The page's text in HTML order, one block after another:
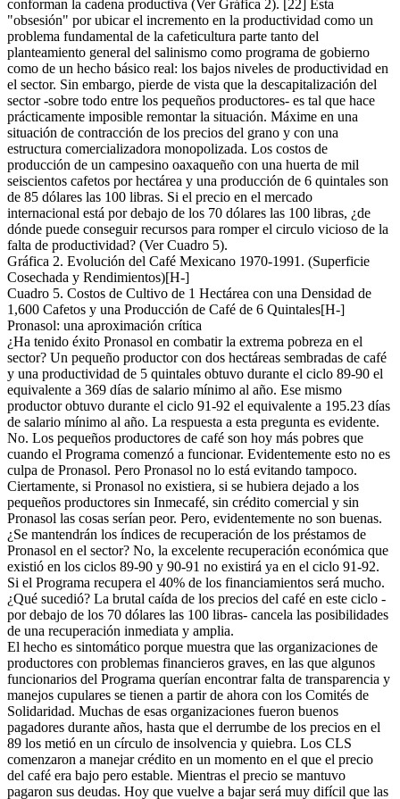
conforman la cadena productiva (Ver Gráfica 2). [22] Esta
"obsesión" por ubicar el incremento en la productividad como un
problema fundamental de la cafeticultura parte tanto del
planteamiento general del salinismo como programa de gobierno
como de un hecho básico real: los bajos niveles de productividad en
el sector. Sin embargo, pierde de vista que la descapitalización del
sector -sobre todo entre los pequeños productores- es tal que hace
prácticamente imposible remontar la situación. Máxime en una
situación de contracción de los precios del grano y con una
estructura comercializadora monopolizada. Los costos de
producción de un campesino oaxaqueño con una huerta de mil
seiscientos cafetos por hectárea y una producción de 6 quintales son
de 85 dólares las 100 libras. Si el precio en el mercado
internacional está por debajo de los 70 dólares las 100 libras, ¿de
dónde puede conseguir recursos para romper el circulo vicioso de la
falta de productividad? (Ver Cuadro 5).
Gráfica 2. Evolución del Café Mexicano 1970-1991. (Superficie
Cosechada y Rendimientos)[H-]
Cuadro 5. Costos de Cultivo de 1 Hectárea con una Densidad de
1,600 Cafetos y una Producción de Café de 6 Quintales[H-]
Pronasol: una aproximación crítica
¿Ha tenido éxito Pronasol en combatir la extrema pobreza en el
sector? Un pequeño productor con dos hectáreas sembradas de café
y una productividad de 5 quintales obtuvo durante el ciclo 89-90 el
equivalente a 369 días de salario mínimo al año. Ese mismo
productor obtuvo durante el ciclo 91-92 el equivalente a 195.23 días
de salario mínimo al año. La respuesta a esta pregunta es evidente.
No. Los pequeños productores de café son hoy más pobres que
cuando el Programa comenzó a funcionar. Evidentemente esto no es
culpa de Pronasol. Pero Pronasol no lo está evitando tampoco.
Ciertamente, si Pronasol no existiera, si se hubiera dejado a los
pequeños productores sin Inmecafé, sin crédito comercial y sin
Pronasol las cosas serían peor. Pero, evidentemente no son buenas.
¿Se mantendrán los índices de recuperación de los préstamos de
Pronasol en el sector? No, la excelente recuperación económica que
existió en los ciclos 89-90 y 90-91 no existirá ya en el ciclo 91-92.
Si el Programa recupera el 40% de los financiamientos será mucho.
¿Qué sucedió? La brutal caída de los precios del café en este ciclo -
por debajo de los 70 dólares las 100 libras- cancela las posibilidades
de una recuperación inmediata y amplia.
El hecho es sintomático porque muestra que las organizaciones de
productores con problemas financieros graves, en las que algunos
funcionarios del Programa querían encontrar falta de transparencia y
manejos cupulares se tienen a partir de ahora con los Comités de
Solidaridad. Muchas de esas organizaciones fueron buenos
pagadores durante años, hasta que el derrumbe de los precios en el
89 los metió en un círculo de insolvencia y quiebra. Los CLS
comenzaron a manejar crédito en un momento en el que el precio
del café era bajo pero estable. Mientras el precio se mantuvo
pagaron sus deudas. Hoy que vuelve a bajar será muy difícil que las